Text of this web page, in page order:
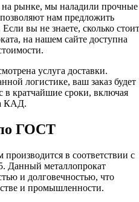
рынке, мы наладили прочные
нам предложить
вы не знаете, сколько стоит
на нашем сайте доступна
услуга доставки.
логистике, ваш заказ будет
в кратчайшие сроки, включая
КАД.
ГОСТ
в соответствии с
Данный металлопрокат
и долговечностью, что
и промышленности.